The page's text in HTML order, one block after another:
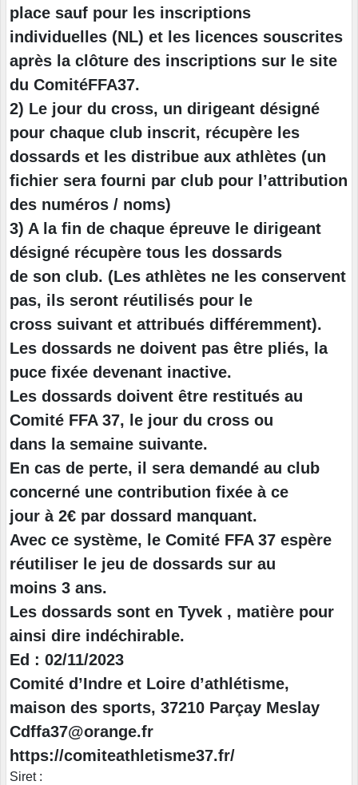
place sauf pour les inscriptions
individuelles (NL) et les licences souscrites
après la clôture des inscriptions sur le site
du ComitéFFA37.
2) Le jour du cross, un dirigeant désigné
pour chaque club inscrit, récupère les
dossards et les distribue aux athlètes (un
fichier sera fourni par club pour l’attribution
des numéros / noms)
3) A la fin de chaque épreuve le dirigeant
désigné récupère tous les dossards
de son club. (Les athlètes ne les conservent
pas, ils seront réutilisés pour le
cross suivant et attribués différemment).
Les dossards ne doivent pas être pliés, la
puce fixée devenant inactive.
Les dossards doivent être restitués au
Comité FFA 37, le jour du cross ou
dans la semaine suivante.
En cas de perte, il sera demandé au club
concerné une contribution fixée à ce
jour à 2€ par dossard manquant.
Avec ce système, le Comité FFA 37 espère
réutiliser le jeu de dossards sur au
moins 3 ans.
Les dossards sont en Tyvek , matière pour
ainsi dire indéchirable.
Ed : 02/11/2023
Comité d’Indre et Loire d’athlétisme,
maison des sports, 37210 Parçay Meslay
Cdffa37@orange.fr
https://comiteathletisme37.fr/
Siret :